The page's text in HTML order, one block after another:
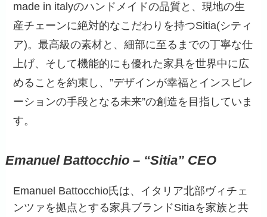
made in italyのハンドメイドの品質と、現地の生
産チェーンに絶対的なこだわりを持つSitia(シティ
ア)。最高級の素材と、細部に至るまでの丁寧な仕
上げ、そして機能的にも優れた家具を世界中に広
めることを約束し、”デザインが幸福とインスピレ
ーションの手段となる未来”の創造を目指していま
す。
Emanuel Battocchio – “Sitia” CEO
Emanuel Battocchio氏は、イタリア北部ヴィチェ
ンツァを拠点とする家具ブランドSitiaを家族と共